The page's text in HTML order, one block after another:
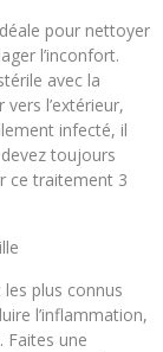
pour nettoyer
l’inconfort.
avec la
l’extérieur,
infecté, il
toujours
ce traitement 3
les plus connus
l’inflammation,
Faites une